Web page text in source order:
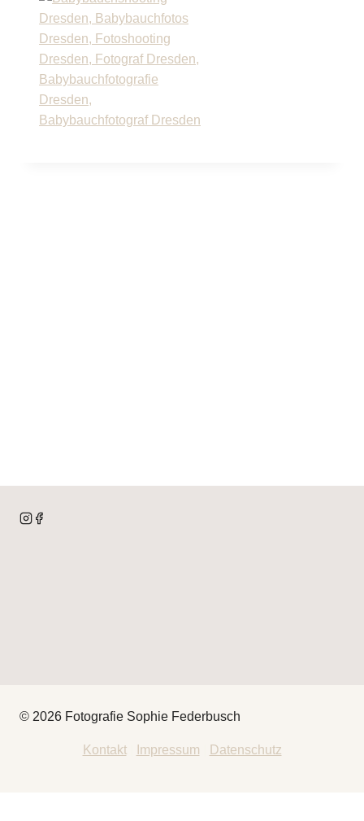
© 2026 Fotografie Sophie Federbusch
Kontakt| Impressum Datenschutz